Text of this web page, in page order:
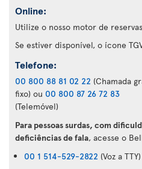
Online:
Utilize o nosso motor de
Se estiver disponível, o ícone
Telefone:
00 800 88 81 02 22 (Chamada
fixo) ou 00 800 87 26 72 83
(Telemóvel)
Para pessoas surdas, com
deficiências de fala, acesse o
00 1 514-529-2822 (Voz a TTY)